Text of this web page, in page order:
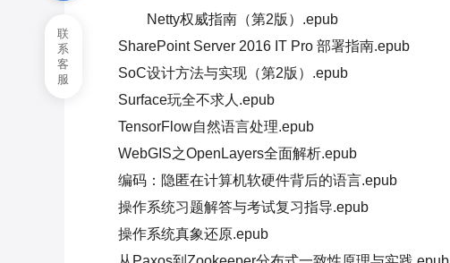
Netty权威指南（第2版）.epub
SharePoint Server 2016 IT Pro 部署指南.epub
SoC设计方法与实现（第2版）.epub
Surface玩全不求人.epub
TensorFlow自然语言处理.epub
WebGIS之OpenLayers全面解析.epub
编码：隐匿在计算机软硬件背后的语言.epub
操作系统习题解答与考试复习指导.epub
操作系统真象还原.epub
电子书 Web全栈相关电子书50
电子书 区块链相关11份
联
系
客
服